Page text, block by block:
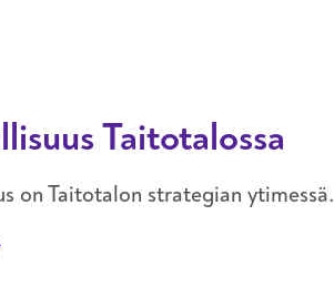
Taitotalossa
on Taitotalon strategian ytimessä.
Taitotalossa